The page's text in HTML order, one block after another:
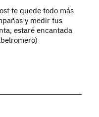
te quede todo más
y medir tus
estaré encantada